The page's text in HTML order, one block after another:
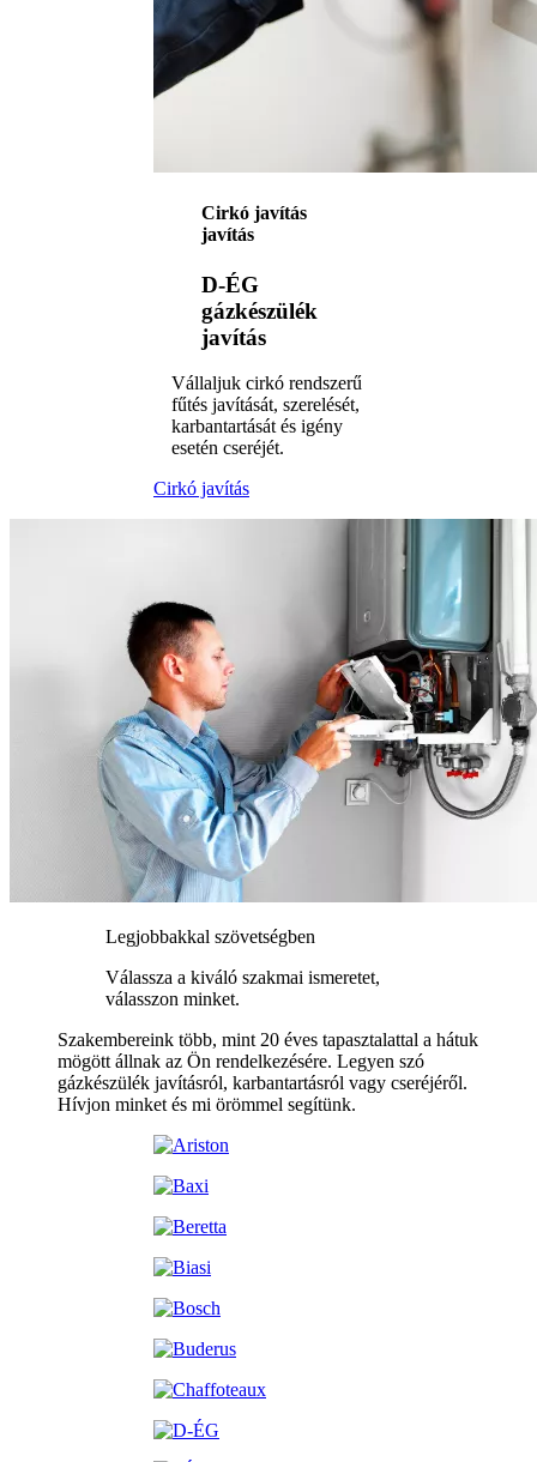
Cirkó javítás
javítás
D-ÉG
gázkészülék
javítás
Vállaljuk cirkó rendszerű
fűtés javítását, szerelését,
karbantartását és igény
esetén cseréjét.
Cirkó javítás
Legjobbakkal szövetségben
Válassza a kiváló szakmai ismeretet,
válasszon minket.
Szakembereink több, mint 20 éves tapasztalattal a hátuk
mögött állnak az Ön rendelkezésére. Legyen szó
gázkészülék javításról, karbantartásról vagy cseréjéről.
Hívjon minket és mi örömmel segítünk.